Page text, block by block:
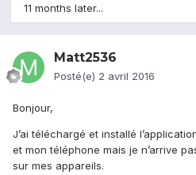
11 months later...
Matt2536
Posté(e) 2 avril 2016
Bonjour,
J’ai téléchargé et installé
et mon téléphone mais je n’arrive
sur mes appareils.